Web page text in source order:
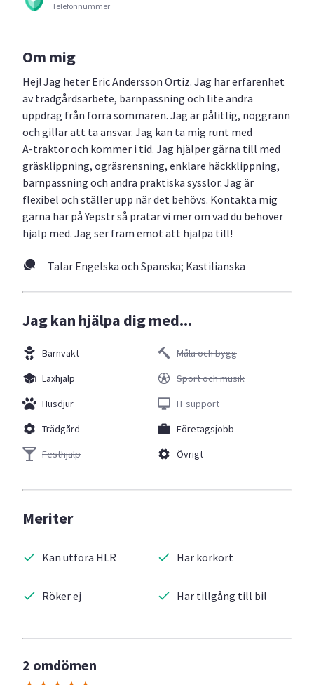
Telefonnummer
Om mig
Hej! Jag heter Eric Andersson Ortiz. Jag har erfarenhet
av trädgårdsarbete, barnpassning och lite andra
uppdrag från förra sommaren. Jag är pålitlig, noggrann
och gillar att ta ansvar. Jag kan ta mig runt med
A‑traktor och kommer i tid. Jag hjälper gärna till med
gräsklippning, ogräsrensning, enklare häckklippning,
barnpassning och andra praktiska sysslor. Jag är
flexibel och ställer upp när det behövs. Kontakta mig
gärna här på Yepstr så pratar vi mer om vad du behöver
hjälp med. Jag ser fram emot att hjälpa till!
Talar Engelska och Spanska; Kastilianska
Jag kan hjälpa dig med...
Barnvakt
Läxhjälp
Husdjur
Trädgård
Festhjälp
Måla och bygg
Sport och musik
IT support
Företagsjobb
Övrigt
Meriter
Kan utföra HLR
Röker ej
Har körkort
Har tillgång till bil
2 omdömen